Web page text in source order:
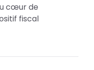
cœur de
fiscal
et aux Prêts à
provençal et la